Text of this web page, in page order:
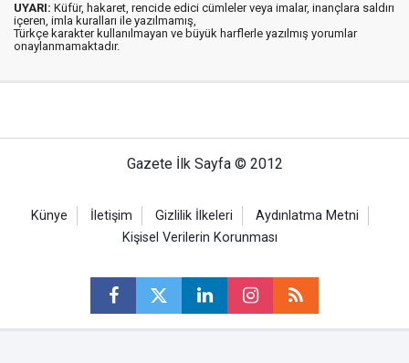
UYARI: Küfür, hakaret, rencide edici cümleler veya imalar, inançlara saldırı
içeren, imla kuralları ile yazılmamış,
Türkçe karakter kullanılmayan ve büyük harflerle yazılmış yorumlar
onaylanmamaktadır.
Gazete İlk Sayfa © 2012
Künye İletişim Gizlilik İlkeleri
Aydınlatma Metni
Kişisel Verilerin Korunması